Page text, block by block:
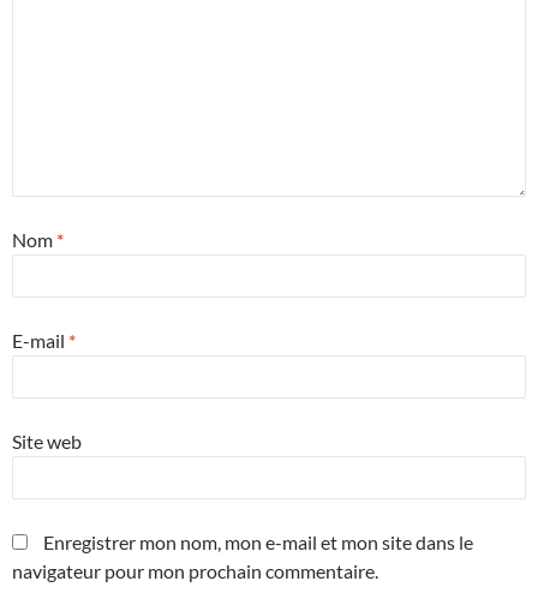
Nom *
E-mail *
Site web
Enregistrer mon nom, mon e-mail et mon site dans le
navigateur pour mon prochain commentaire.